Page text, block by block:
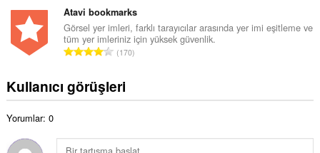
ı
s
ı
:
y
s
a
y
s
ı
p
l
a
m
y
s
ı
Atavi bookmarks
Görsel yer imleri, farklı tarayıcılar arasında yer imi eşitleme ve
tüm yer imleriniz için yüksek güvenlik.
T
l
o
170
Kullanıcı görüşleri
Yorumlar: 0